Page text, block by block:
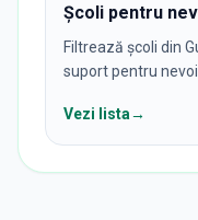
Școli pentru
Filtrează școli din
suport pentru
Vezi lista→